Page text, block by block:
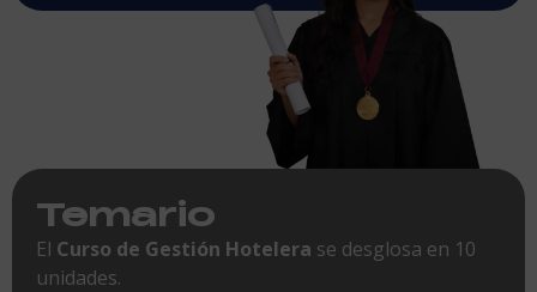
Temario
El Curso de Gestión Hotelera se desglosa en 10
unidades.